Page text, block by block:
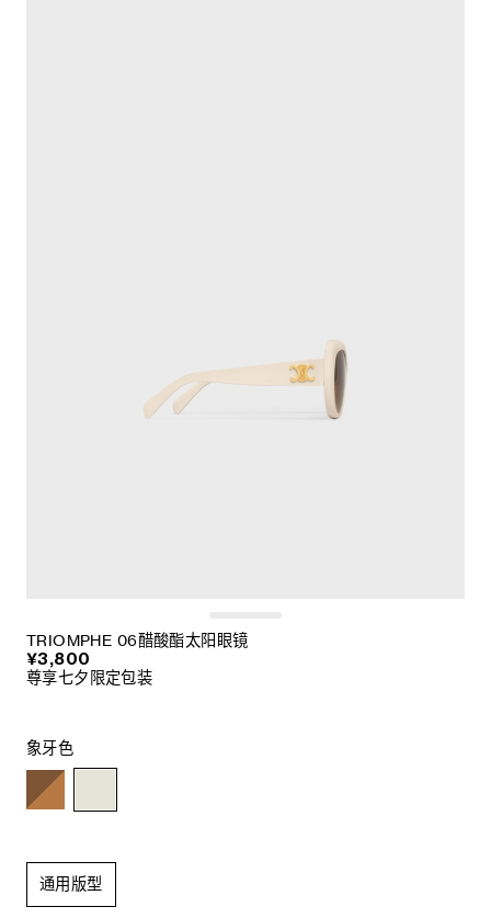
TRIOMPHE 06醋酸酯太阳眼镜
¥3,800
尊享七夕限定包装
象牙色
通用版型